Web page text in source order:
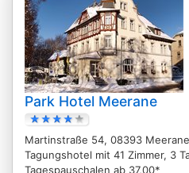
Park Hotel Meerane
Martinstraße 54, 08393 Meerane
Tagungshotel mit 41 Zimmer, 3
Tagespauschalen ab 37,00*